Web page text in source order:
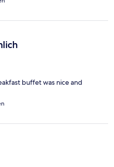
buffet was nice and